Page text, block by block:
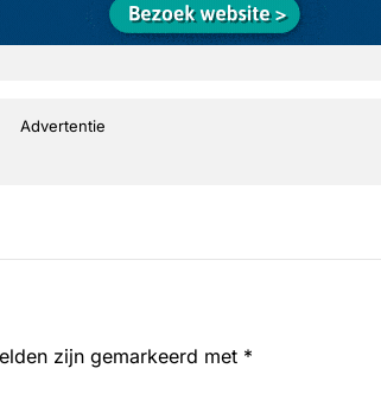
Advertentie
zijn gemarkeerd met *